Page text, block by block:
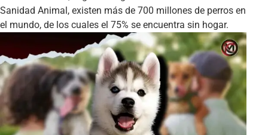
Sanidad Animal, existen más de 700 millones de perros en
el mundo, de los cuales el 75% se encuentra sin hogar.